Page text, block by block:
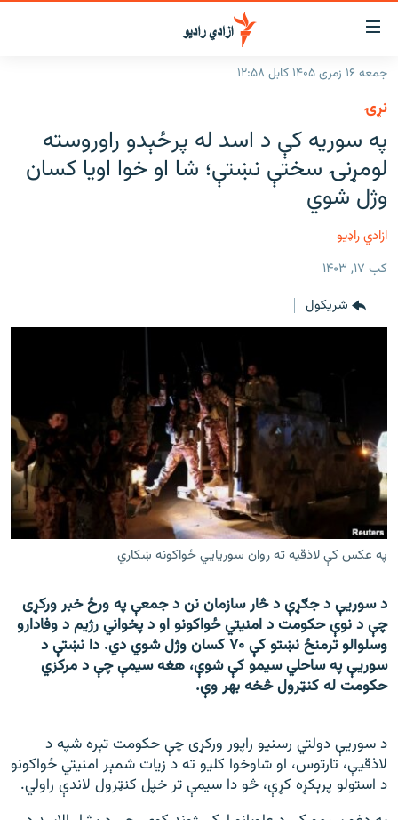
د
لاسرسۍ
وړ
لېنکونه
اصلي
متن
ته
ورتلل
اصلي
مېنو
ته
ورتلل
پاڼې
راپورونه
افغانستان
سیمه
خبرونه
افغانستان
د خپرونو جدول
ورزش
دري پاڼه
Azadi English
راسره ملګري شئ
د ازادې اروپا/ ازادي راډيو ټولې پاڼې
جمعه ۱۶ زمری ۱۴۰۵ کابل ۱۲:۵۸
نړۍ
په سوریه کې د اسد له پرځېدو راوروسته
لومړنۍ سختې نښتې؛ شا او خوا اویا کسان
وژل شوي
ازادي راډیو
کب ۱۷, ۱۴۰۳
شريکول
په عکس کې لاذقیه ته روان سوریايي ځواکونه ښکاري
د سوریې د جګړې د څار سازمان نن د جمعې په ورځ خبر ورکړی
چې د نوې حکومت د امنیتي ځواکونو او د پخواني رژیم د وفادارو
وسلوالو ترمنځ نښتو کې ۷۰ کسان وژل شوي دي. دا نښتې د
سوریې په ساحلي سیمو کې شوې، هغه سیمې چې د مرکزي
حکومت له کنټرول څخه بهر وې.
د سوریې دولتي رسنیو راپور ورکړی چې حکومت تېره شپه د
لاذقیې، تارتوس، او شاوخوا کلیو ته د زیات شمېر امنیتي ځواکونو
د استولو پرېکړه کړې، څو دا سیمې تر خپل کنټرول لاندې راولي.